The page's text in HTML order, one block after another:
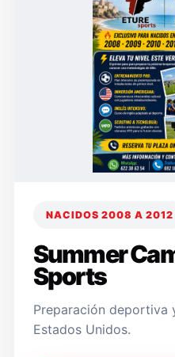
NACIDOS 2008 A 2012
Summer
Sports
Preparación deportiva
Estados Unidos.